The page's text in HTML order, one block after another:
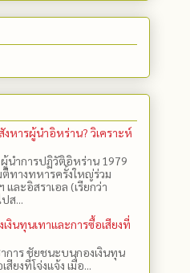
งหารผู้นำอิหร่าน? วิเคราะห์
นำการปฏิวัติอิหร่าน 1979
ตีทางทหารครั้งใหญ่ร่วม
และอิสราเอล (เรียกว่า
ส...
งินทุนเทาและการซื้อเสียงที่
การ ชัยชนะบนกองเงินทุน
ยงที่โจ่งแจ้ง เมื่อ...